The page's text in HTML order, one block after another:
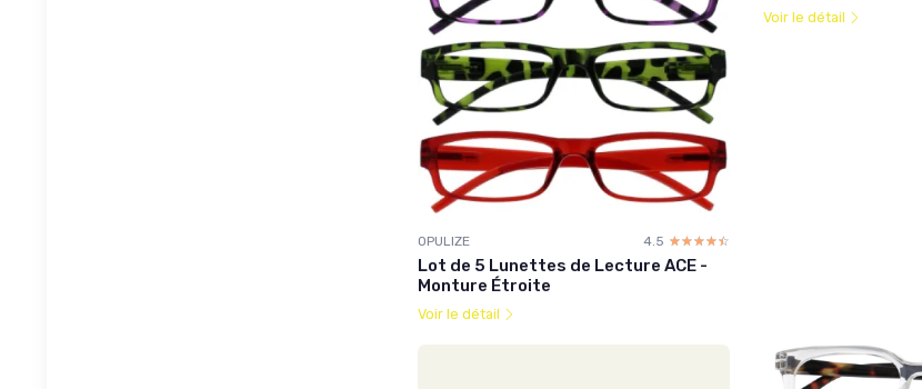
OPULIZE 4.5 ☆☆☆☆☆
★★★★★
Lot de 5 Lunettes de Lecture ACE -
Monture Étroite
Voir le détail
Voir le détail